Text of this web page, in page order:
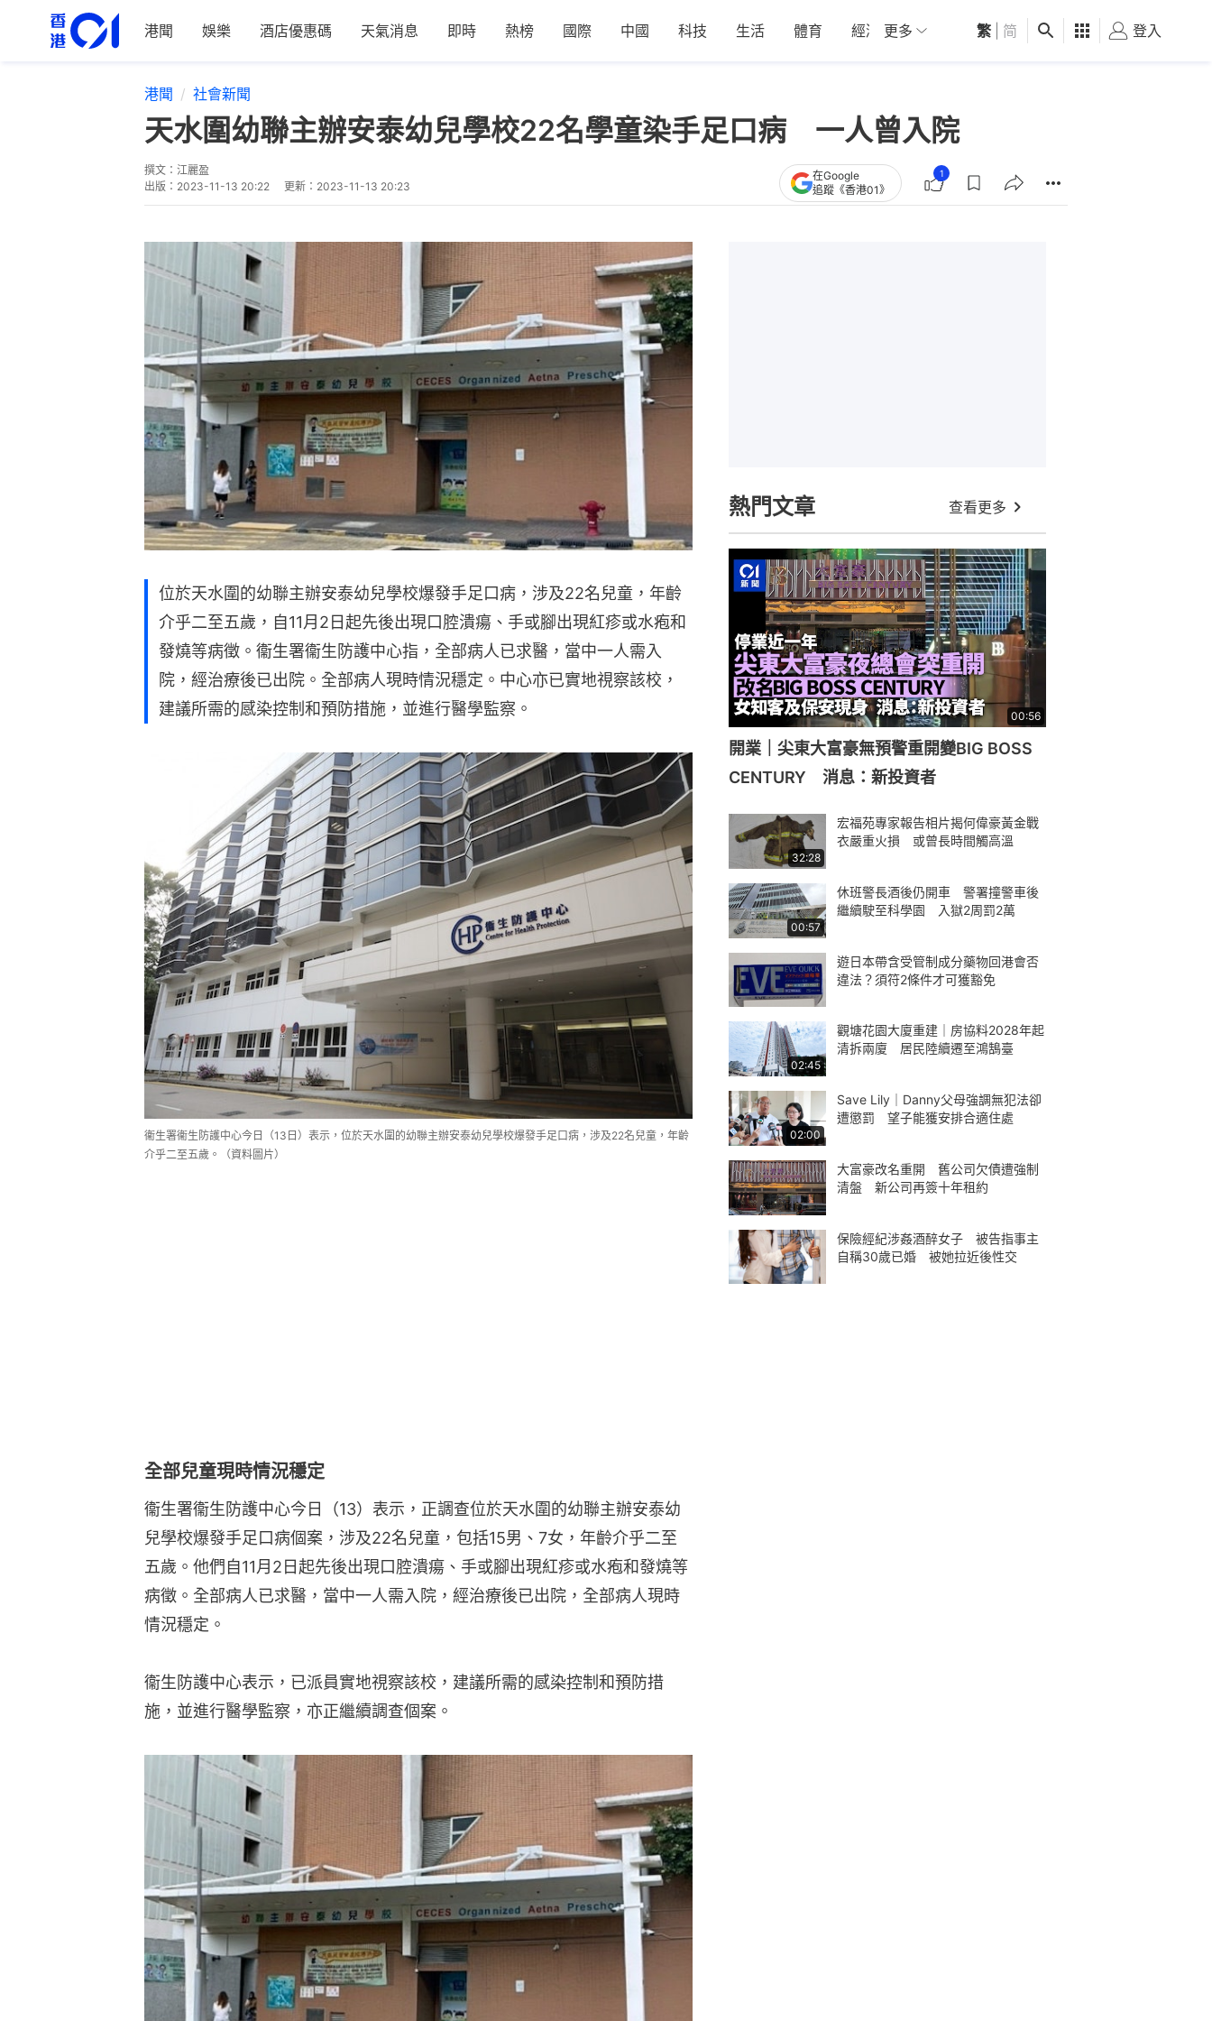
港聞 娛樂 酒店優惠碼 天氣消息 即時 熱榜 國際 中國 科技 生活 體育 經濟 01深圳 觀點 健康 好食玩飛
更多 繁 简 登入
港聞 社會新聞
天水圍幼聯主辦安泰幼兒學校22名學童染手足口病 一人曾入院
撰文： 江麗盈
出版： 2023-11-13 20:22 更新： 2023-11-13 20:23
在Google
追蹤《香港01》
1
位於天水圍的幼聯主辦安泰幼兒學校爆發手足口病，涉及22名兒童，年齡
介乎二至五歲，自11月2日起先後出現口腔潰瘍、手或腳出現紅疹或水疱和
發燒等病徵。衞生署衞生防護中心指，全部病人已求醫，當中一人需入
院，經治療後已出院。全部病人現時情況穩定。中心亦已實地視察該校，
建議所需的感染控制和預防措施，並進行醫學監察。
衞生署衞生防護中心今日（13日）表示，位於天水圍的幼聯主辦安泰幼兒學校爆發手足口病，涉及22名兒童，年齡
介乎二至五歲。（資料圖片）
全部兒童現時情況穩定
衞生署衞生防護中心今日（13）表示，正調查位於天水圍的幼聯主辦安泰幼
兒學校爆發手足口病個案，涉及22名兒童，包括15男、7女，年齡介乎二至
五歲。他們自11月2日起先後出現口腔潰瘍、手或腳出現紅疹或水疱和發燒等
病徵。全部病人已求醫，當中一人需入院，經治療後已出院，全部病人現時
情況穩定。
衞生防護中心表示，已派員實地視察該校，建議所需的感染控制和預防措
施，並進行醫學監察，亦正繼續調查個案。
熱門文章 查看更多
00:56
開業｜尖東大富豪無預警重開變BIG BOSS
CENTURY 消息：新投資者
32:28
宏福苑專家報告相片揭何偉豪黃金戰
衣嚴重火損 或曾長時間觸高溫
00:57
休班警長酒後仍開車 警署撞警車後
繼續駛至科學園 入獄2周罰2萬
遊日本帶含受管制成分藥物回港會否
違法？須符2條件才可獲豁免
02:45
觀塘花園大廈重建｜房協料2028年起
清拆兩廈 居民陸續遷至鴻鵠臺
02:00
Save Lily｜Danny父母強調無犯法卻
遭懲罰 望子能獲安排合適住處
大富豪改名重開 舊公司欠債遭強制
清盤 新公司再簽十年租約
保險經紀涉姦酒醉女子 被告指事主
自稱30歲已婚 被她拉近後性交